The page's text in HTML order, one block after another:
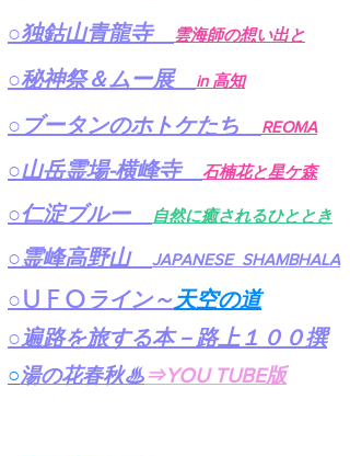
​○独鈷山青龍寺 雲海師の想い出と
​○秘神祭＆ムー展 in 高知
​○ブータンのホトケたち REOMA
​○山岳霊場-横峰寺 石楠花と星ケ森
​○仁淀ブルー 自然に癒されるひととき
​○霊峰高野山 JAPANESE SHAMBHALA
​○ ＵＦＯ ライン～天空の道
​○遍路を旅する本－路上１００撰
○湯の花春秋​♨⇒YOU TUBE​​版